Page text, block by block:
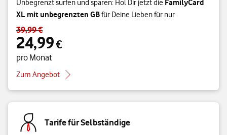
Unbegrenzt surfen und sparen: Hol Dir jetzt die FamilyCard
XL mit unbegrenzten GBfür Deine Lieben für nur
Standardpreis 39,99 € – Angebotspreis 24,99 € pro Monat
39,99 €
24,99€
pro Monat
Zum Angebot
Tarife für Selbständige